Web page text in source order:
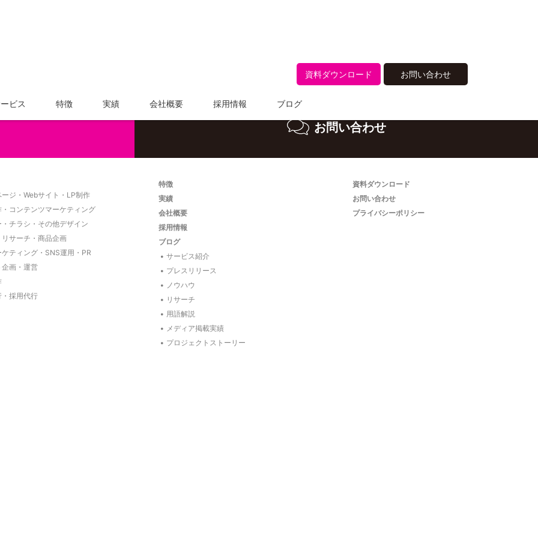
資料ダウンロード お問い合わせ
ビス 特徴 実績 会社概要 採用情報 ブログ
お気軽にご相談ください。
お問い合わせ
ジ・Webサイト・LP制作
コンテンツマーケティング
チラシ・その他デザイン
リサーチ・商品企画
ティング・SNS運用・PR
企画・運営
採用代行
特徴
実績
会社概要
採用情報
ブログ
サービス紹介
プレスリリース
ノウハウ
リサーチ
用語解説
メディア掲載実績
プロジェクトストーリー
資料ダウンロード
お問い合わせ
プライバシーポリシー